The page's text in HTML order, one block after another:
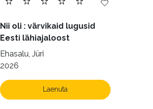
Nii oli : värvikaid lugusid
Eesti lähiajaloost
Ehasalu, Jüri
2026
Laenuta